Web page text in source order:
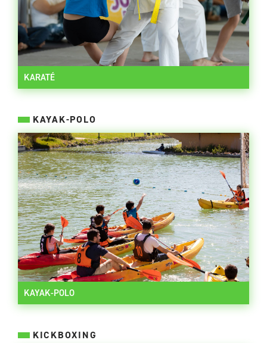
KARATÉ
KAYAK-POLO
KAYAK-POLO
KICKBOXING